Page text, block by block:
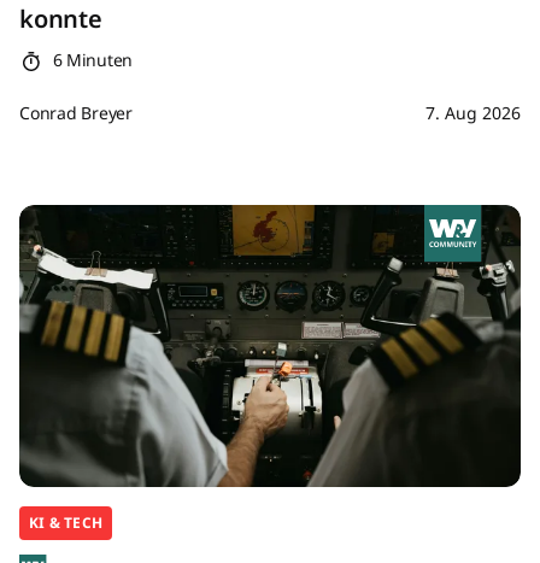
konnte
6 Minuten
Conrad Breyer 7. Aug 2026
KI & TECH